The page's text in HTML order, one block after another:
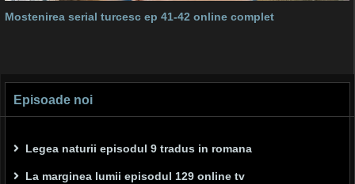
Mostenirea serial turcesc ep 41-42 online complet
Episoade noi
Legea naturii episodul 9 tradus in romana
La marginea lumii episodul 129 online tv